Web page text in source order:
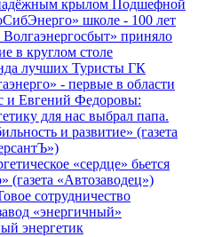
крылом Подшефной
школе - 100 лет
приняло
в круглом столе
лучших Туристы ГК
- первые в области
и Евгений Федоровы:
для нас выбрал папа.
и развитие» (газета
«сердце» бьется
(газета «Автозаводец»)
сотрудничество
«энергичный»
энергетик